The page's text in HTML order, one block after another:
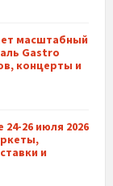
масштабный
Gastro
концерты и
26 июля 2026
и